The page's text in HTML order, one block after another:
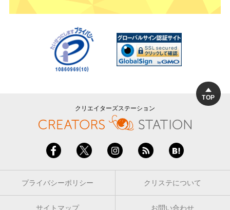
TOP
クリエイターズステーション
プライバシーポリシー クリステについて
サイトマップ お問い合わせ